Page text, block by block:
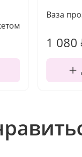
Ваза
1 080